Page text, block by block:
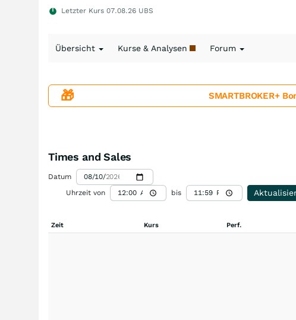
Letzter Kurs 07.08.26 UBS
Übersicht Kurse & Analysen Forum
🎁 SMARTBROKER+
Times and Sales
Datum
Uhrzeit von
bis
Zeit Kurs Perf.